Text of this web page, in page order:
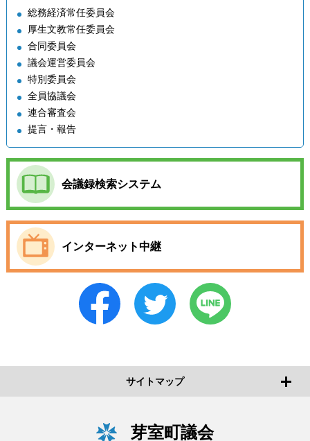
総務経済常任委員会
厚生文教常任委員会
合同委員会
議会運営委員会
特別委員会
全員協議会
連合審査会
提言・報告
会議録検索システム
インターネット中継
サイトマップ
芽室町議会